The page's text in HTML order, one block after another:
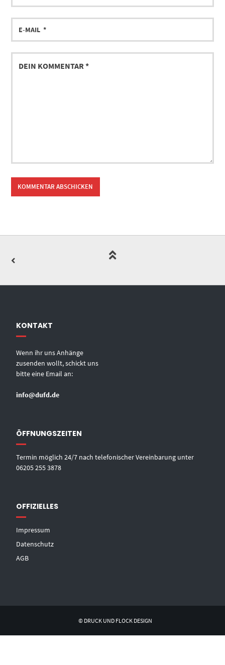
KONTAKT
Wenn ihr uns Anhänge
zusenden wollt, schickt uns
bitte eine Email an:
info@dufd.de
ÖFFNUNGSZEITEN
Termin möglich 24/7 nach telefonischer Vereinbarung unter
06205 255 3878
OFFIZIELLES
Impressum
Datenschutz
AGB
© DRUCK UND FLOCK DESIGN